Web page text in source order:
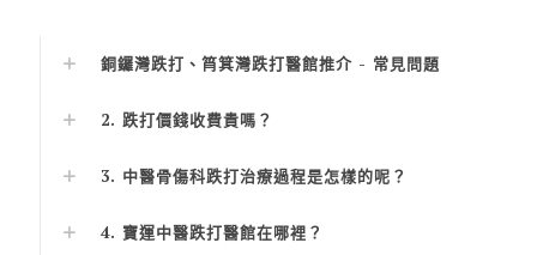
銅鑼灣跌打、筲箕灣跌打醫館推介 - 常見問題
2. 跌打價錢收費貴嗎？
3. 中醫骨傷科跌打治療過程是怎樣的呢？
4. 寶運中醫跌打醫館在哪裡？